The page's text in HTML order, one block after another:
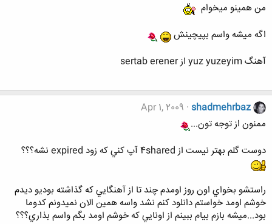
من همينو ميخوام
اگه ميشه واسم بپيچينش
آهنگ yuz yuzeyim از sertab erener
shadmehrbaz
Apr 1, 2009
ممنون از توجه تون...
دوست گلم بهتر نيست از 4shared آپ كني كه زود expired نشه؟؟؟
راستشو بخواي اون روز اومدم چند تا از آهنگايي كه گذاشته بوديو ديدم
خوشم اومد خواستم دانلود كنم نشد واسه همين الان نميدونم كدوما
بود...ميشه بازم بيام ببينم از اونايي كه خوشم اومد بگم واسم بذاري؟؟؟